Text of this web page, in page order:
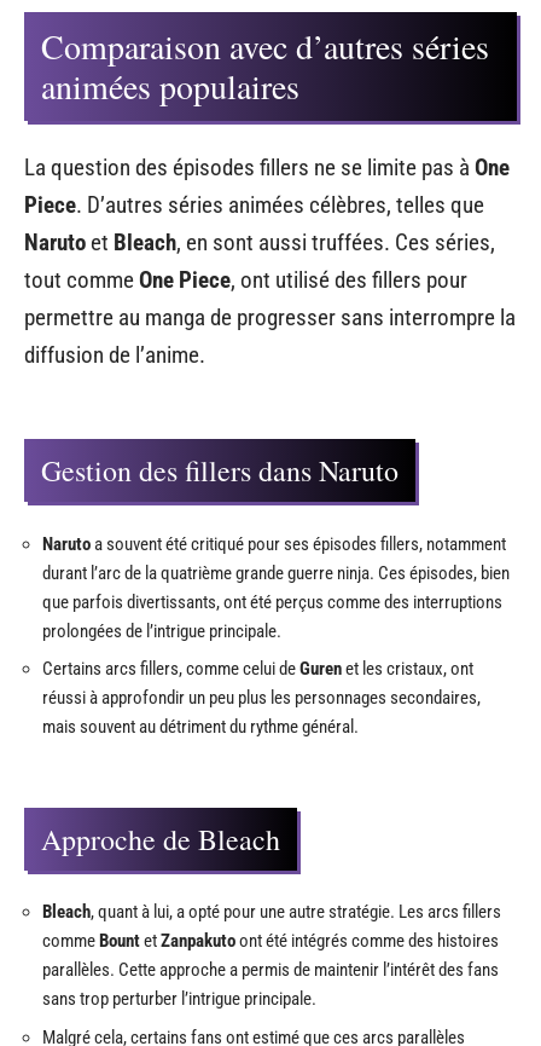
Comparaison avec d’autres séries
La question des épisodes fillers ne se limite pas à
Piece . D’autres séries animées célèbres, telles que
NarutoetBleach, en sont aussi truffées. Ces séries,
tout commeOne Piece, ont utilisé des fillers pour
permettre au manga de progresser sans interrompre la
diffusion de l’anime.
Gestion des fillers dans Naruto
Narutoa souvent été critiqué pour ses épisodes fillers, notamment
durant l’arc de la quatrième grande guerre ninja. Ces épisodes, bien
que parfois divertissants, ont été perçus comme des interruptions
prolongées de l’intrigue principale.
Certains arcs fillers, comme celui deGuren
réussi à approfondir un peu plus les personnages secondaires,